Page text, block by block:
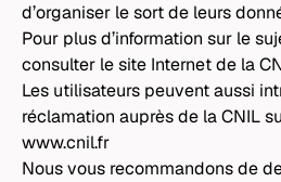
d’organiser le sort de leurs
Pour plus d’information sur le
consulter le site Internet de la
Les utilisateurs peuvent aussi
réclamation auprès de la CNIL
www.cnil.fr
Nous vous recommandons de